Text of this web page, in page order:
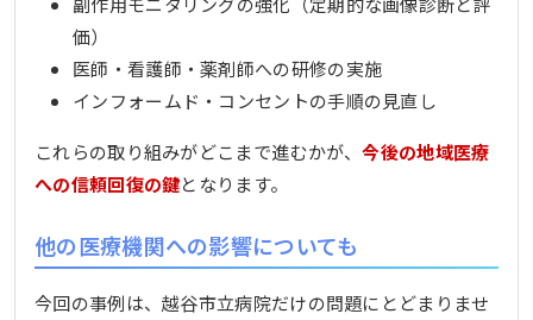
価）
医師・看護師・薬剤師への研修の実施
インフォームド・コンセントの手順の見直し
これらの取り組みがどこまで進むかが、今後の地域医療
への信頼回復の鍵となります。
他の医療機関への影響についても
今回の事例は、越谷市立病院だけの問題にとどまりませ